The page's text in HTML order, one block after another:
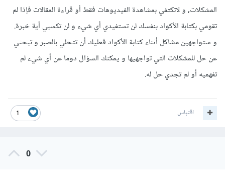
المشكلات, و لاتكتفي بمشاهدة الفيديوهات فقط أو قراءة المقالات فإذا لم
تقومي بكتابة الأكواد بنفسك لن تستفيدي أي شيء و لن تكسبي أية خبرة.
و ستواجهين مشاكل أثناء كتابة الأكواد فعليك أن تتحلي بالصبر و تبحثي
عن حل للمشكلات التي تواجهيها و يمكنك السؤال دوما عن أي شيء لم
تفهميه أو لم تجدي حل له.
1 اقتباس
0